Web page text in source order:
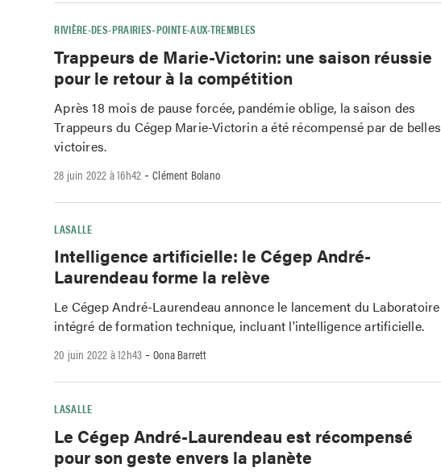
RIVIÈRE-DES-PRAIRIES–POINTE-AUX-TREMBLES
Trappeurs de Marie-Victorin: une saison réussie
pour le retour à la compétition
Après 18 mois de pause forcée, pandémie oblige, la saison des
Trappeurs du Cégep Marie-Victorin a été récompensé par de belles
victoires.
28 juin 2022 à 16h42 -Clément Bolano
LASALLE
Intelligence artificielle: le Cégep André-
Laurendeau forme la relève
Le Cégep André-Laurendeau annonce le lancement du Laboratoire
intégré de formation technique, incluant l'intelligence artificielle.
20 juin 2022 à 12h43 -Oona Barrett
LASALLE
Le Cégep André-Laurendeau est récompensé
pour son geste envers la planète